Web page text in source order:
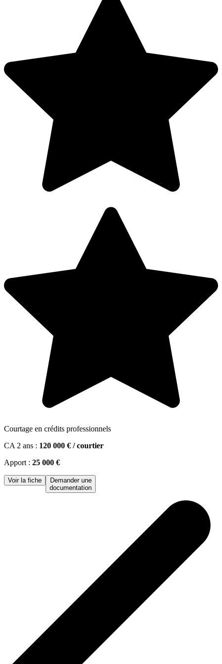
Courtage en crédits professionnels
CA 2 ans : 120 000 € / courtier
Apport : 25 000 €
Voir la fiche
Demander une
documentation